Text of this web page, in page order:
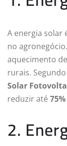
A energia solar
no
aquecimento
rurais. Segundo
Solar
reduzir até 75%
2.